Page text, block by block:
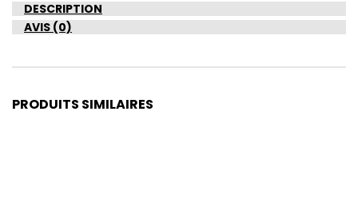
DESCRIPTION
AVIS (0)
PRODUITS SIMILAIRES